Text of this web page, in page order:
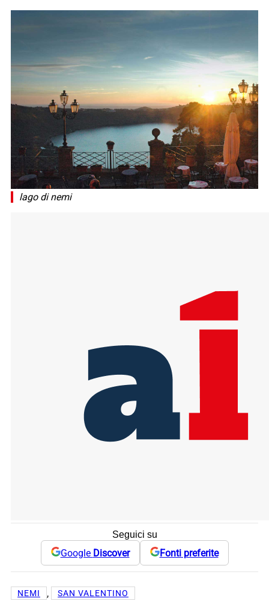
lago di nemi
Seguici su
Google Discover Fonti preferite
NEMI , SAN VALENTINO